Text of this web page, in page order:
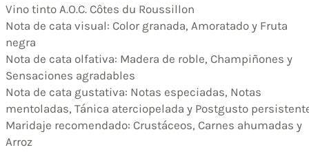
Vino tinto A.O.C. Côtes du Roussillon
Nota de cata visual: Color granada, Amoratado y Fruta
negra
Nota de cata olfativa: Madera de roble, Champiñones y
Sensaciones agradables
Nota de cata gustativa: Notas especiadas, Notas
mentoladas, Tánica aterciopelada y Postgusto
Maridaje recomendado: Crustáceos, Carnes ahumadas y
Arroz